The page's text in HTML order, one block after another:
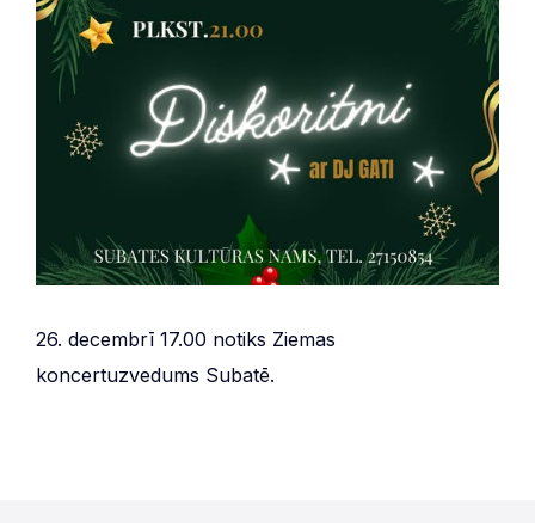
26. decembrī 17.00 notiks Ziemas
koncertuzvedums Subatē.